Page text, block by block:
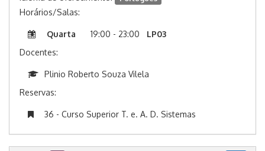
Horários/Salas:
Quarta 19:00 - 23:00
LP03
Docentes:
Plinio Roberto Souza Vilela
Reservas:
36 - Curso Superior T. e. A. D. Sistemas